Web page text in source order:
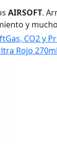
AIRSOFT.
y
Gas, CO2 y
Rojo 270ml